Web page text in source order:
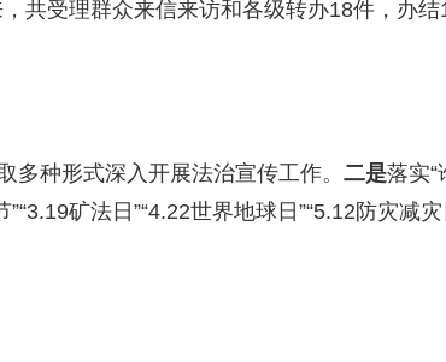
共受理群众来信来访和各级转办18件，办结
多种形式深入开展法治宣传工作。 二是落实“
”“3.19矿法日 ”“4.22世界地球日 ”“5.12防灾减灾